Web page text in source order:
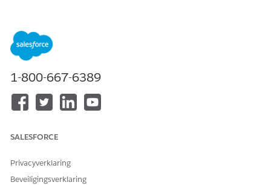
1-800-667-6389
SALESFORCE
Privacyverklaring
Beveiligingsverklaring